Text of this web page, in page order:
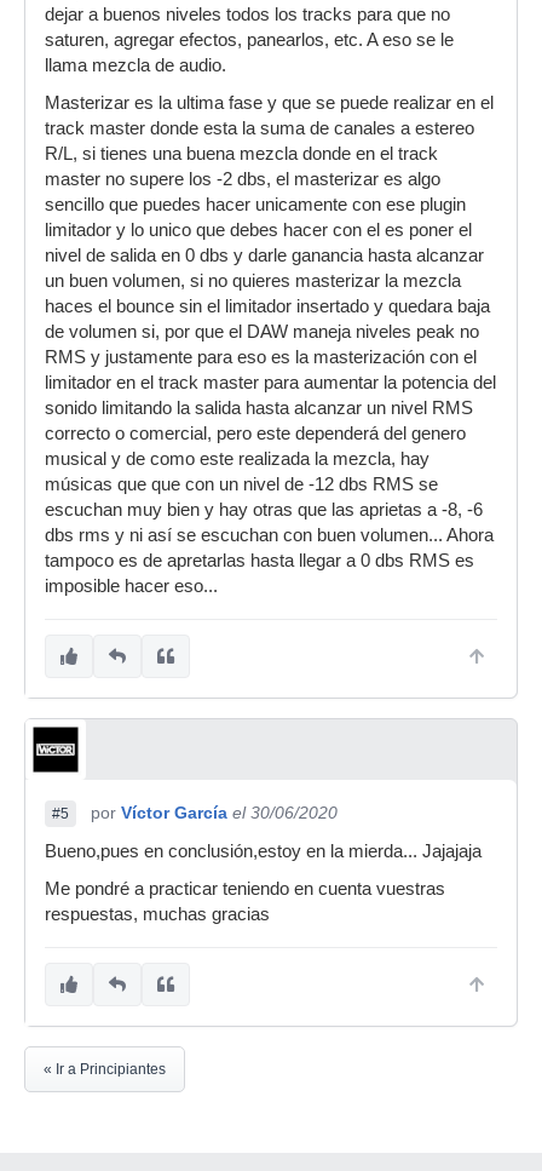
dejar a buenos niveles todos los tracks para que no
saturen, agregar efectos, panearlos, etc. A eso se le
llama mezcla de audio.
Masterizar es la ultima fase y que se puede realizar en el
track master donde esta la suma de canales a estereo
R/L, si tienes una buena mezcla donde en el track
master no supere los -2 dbs, el masterizar es algo
sencillo que puedes hacer unicamente con ese plugin
limitador y lo unico que debes hacer con el es poner el
nivel de salida en 0 dbs y darle ganancia hasta alcanzar
un buen volumen, si no quieres masterizar la mezcla
haces el bounce sin el limitador insertado y quedara baja
de volumen si, por que el DAW maneja niveles peak no
RMS y justamente para eso es la masterización con el
limitador en el track master para aumentar la potencia del
sonido limitando la salida hasta alcanzar un nivel RMS
correcto o comercial, pero este dependerá del genero
musical y de como este realizada la mezcla, hay
músicas que que con un nivel de -12 dbs RMS se
escuchan muy bien y hay otras que las aprietas a -8, -6
dbs rms y ni así se escuchan con buen volumen... Ahora
tampoco es de apretarlas hasta llegar a 0 dbs RMS es
imposible hacer eso...
#5 por Víctor García el 30/06/2020
Bueno,pues en conclusión,estoy en la mierda... Jajajaja
Me pondré a practicar teniendo en cuenta vuestras
respuestas, muchas gracias
« Ir a Principiantes